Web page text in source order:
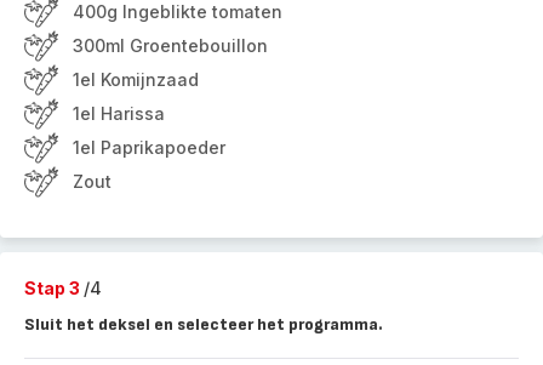
400g Ingeblikte tomaten
300ml Groentebouillon
1el Komijnzaad
1el Harissa
1el Paprikapoeder
Zout
Stap 3 /4
Sluit het deksel en selecteer het programma.